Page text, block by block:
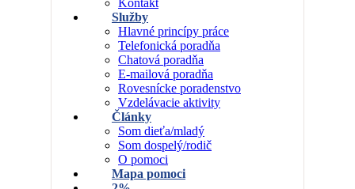
Kontakt
Služby
Hlavné princípy práce
Telefonická poradňa
Chatová poradňa
E-mailová poradňa
Rovesnícke poradenstvo
Vzdelávacie aktivity
Články
Som dieťa/mladý
Som dospelý/rodič
O pomoci
Mapa pomoci